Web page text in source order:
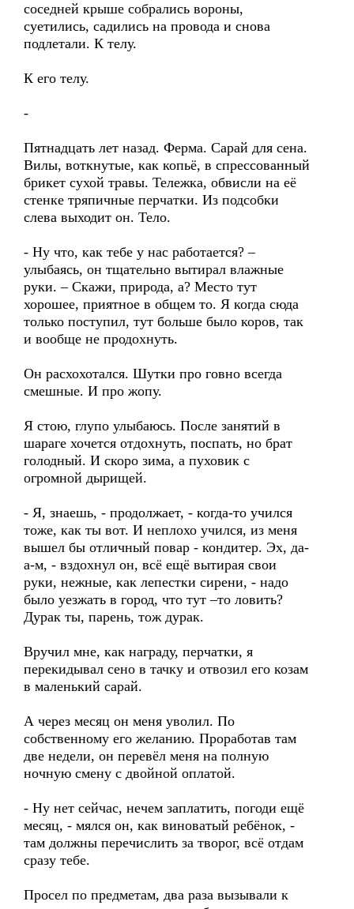
соседней крыше собрались вороны,
суетились, садились на провода и снова
подлетали. К телу.
К его телу.
-
Пятнадцать лет назад. Ферма. Сарай для сена.
Вилы, воткнутые, как копьё, в спрессованный
брикет сухой травы. Тележка, обвисли на её
стенке тряпичные перчатки. Из подсобки
слева выходит он. Тело.
- Ну что, как тебе у нас работается? –
улыбаясь, он тщательно вытирал влажные
руки. – Скажи, природа, а? Место тут
хорошее, приятное в общем то. Я когда сюда
только поступил, тут больше было коров, так
и вообще не продохнуть.
Он расхохотался. Шутки про говно всегда
смешные. И про жопу.
Я стою, глупо улыбаюсь. После занятий в
шараге хочется отдохнуть, поспать, но брат
голодный. И скоро зима, а пуховик с
огромной дырищей.
- Я, знаешь, - продолжает, - когда-то учился
тоже, как ты вот. И неплохо учился, из меня
вышел бы отличный повар - кондитер. Эх, да-
а-м, - вздохнул он, всё ещё вытирая свои
руки, нежные, как лепестки сирени, - надо
было уезжать в город, что тут –то ловить?
Дурак ты, парень, тож дурак.
Вручил мне, как награду, перчатки, я
перекидывал сено в тачку и отвозил его козам
в маленький сарай.
А через месяц он меня уволил. По
собственному его желанию. Проработав там
две недели, он перевёл меня на полную
ночную смену с двойной оплатой.
- Ну нет сейчас, нечем заплатить, погоди ещё
месяц, - мялся он, как виноватый ребёнок, -
там должны перечислить за творог, всё отдам
сразу тебе.
Просел по предметам, два раза вызывали к